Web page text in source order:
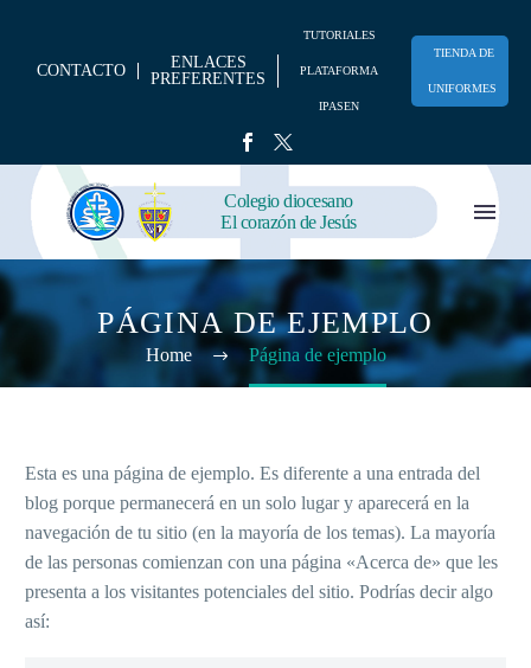
CONTACTO
ENLACES
PREFERENTES
TUTORIALES
PLATAFORMA
IPASEN
TIENDA DE
UNIFORMES
Colegio diocesano
El corazón de Jesús
PÁGINA DE EJEMPLO
Home Página de ejemplo
Esta es una página de ejemplo. Es diferente a una entrada del
blog porque permanecerá en un solo lugar y aparecerá en la
navegación de tu sitio (en la mayoría de los temas). La mayoría
de las personas comienzan con una página «Acerca de» que les
presenta a los visitantes potenciales del sitio. Podrías decir algo
así: